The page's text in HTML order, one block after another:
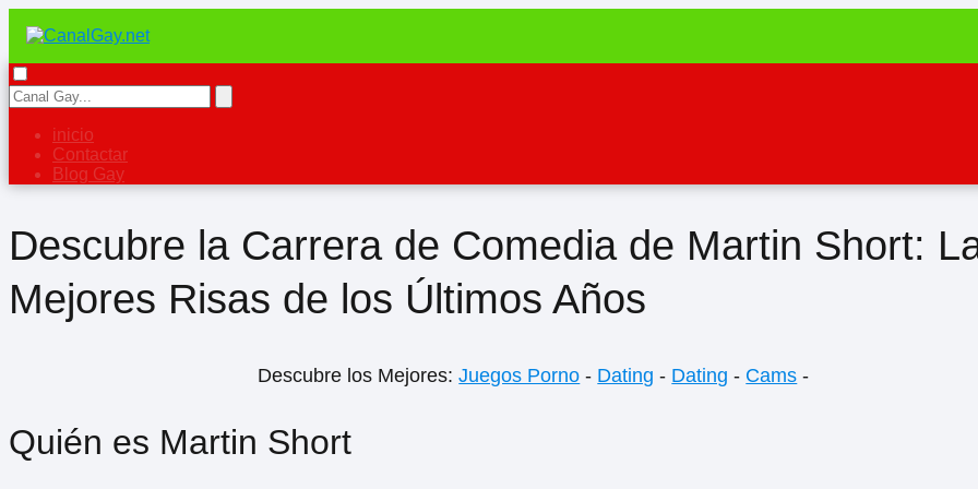
inicio
Contactar
Blog Gay
Descubre la Carrera de Comedia de Martin Short:
Mejores Risas de los Últimos Años
Descubre los Mejores:Juegos Porno - Dating - Dating - Cams -
Quién es Martin Short